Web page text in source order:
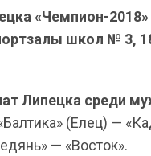
«Чемпион-2018»
школ № 3,
Липецка среди
(Елец) —
— «Восток».